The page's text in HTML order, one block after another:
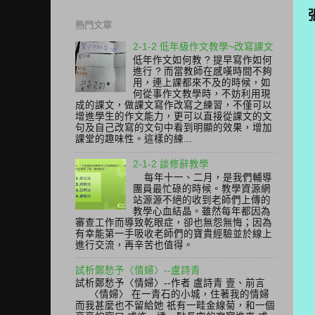
熱門文章
2-1-2 低年級作文教學~改寫課文
低年作文如何教 ? 提早寫作如何
進行 ? 而當教師在感嘆時間不夠
用，連上課都來不及的時候，如
何從事作文教學時，不妨利用現
成的課文，做課文寫作改寫之練習，不僅可以
增進學生的作文能力，更可以直接從課文的文
句及自己改寫的文句中看到明顯的效果，增加
課堂的趣味性。這樣的練...
2-1-2 談修辭教學
每年十一、二月，是我們輔導
團員最忙碌的時候。教學資源網
站源源不絕的收到老師們上傳的
教學心血結晶。雖然每年都因為
審查工作而導致乾眼症，卻也無怨無悔；因為
有幸能第一手吸收老師們的寶貴經驗並於線上
進行交流，再辛苦也值得。
試析鄭愁予〈情婦〉--盧詩青
試析鄭愁予〈情婦〉--作者 盧詩青 壹、前言
〈情婦〉 在一青石的小城，住著我的情婦
而我甚麼也不留給她 祇有一畦金線菊，和一個